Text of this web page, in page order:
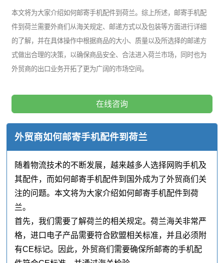
本文将为大家介绍如何邮寄手机配件到荷兰。综上所述，邮寄手机配
件到荷兰需要外商们从海关规定、邮递方式以及包装等方面进行详细
的了解，并在具体操作中根据商品的大小、质量以及所选择的邮递方
式做出合理的决策，以确保商品安全、合法进入荷兰市场，同时也为
外贸商的出口业务开拓了更为广阔的市场空间。
在线咨询
外贸商如何邮寄手机配件到荷兰
随着物流技术的不断发展，越来越多人选择网购手机及
其配件，而如何邮寄手机配件到国外成为了外贸商们关
注的问题。本文将为大家介绍如何邮寄手机配件到荷
兰。
首先，我们需要了解荷兰的相关规定。荷兰海关非常严
格，进口电子产品需要符合欧盟相关标准，并且必须附
有CE标记。因此，外贸商们需要确保所邮寄的手机配